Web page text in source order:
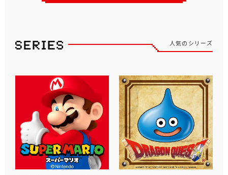
人気のシリーズ